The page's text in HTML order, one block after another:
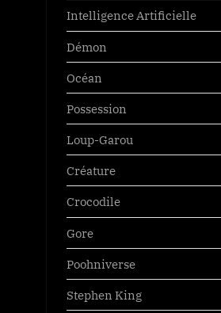
Intelligence Artificielle
Démon
Océan
Possession
Loup-Garou
Créature
Crocodile
Gore
Poohniverse
Stephen King